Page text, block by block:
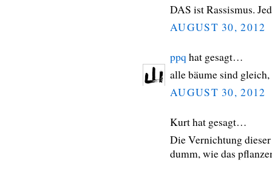
DAS ist Rassismus.
AUGUST 30, 2012
ppq hat gesagt…
alle bäume sind
AUGUST 30, 2012
Kurt hat gesagt…
Die Vernichtung
dumm, wie das